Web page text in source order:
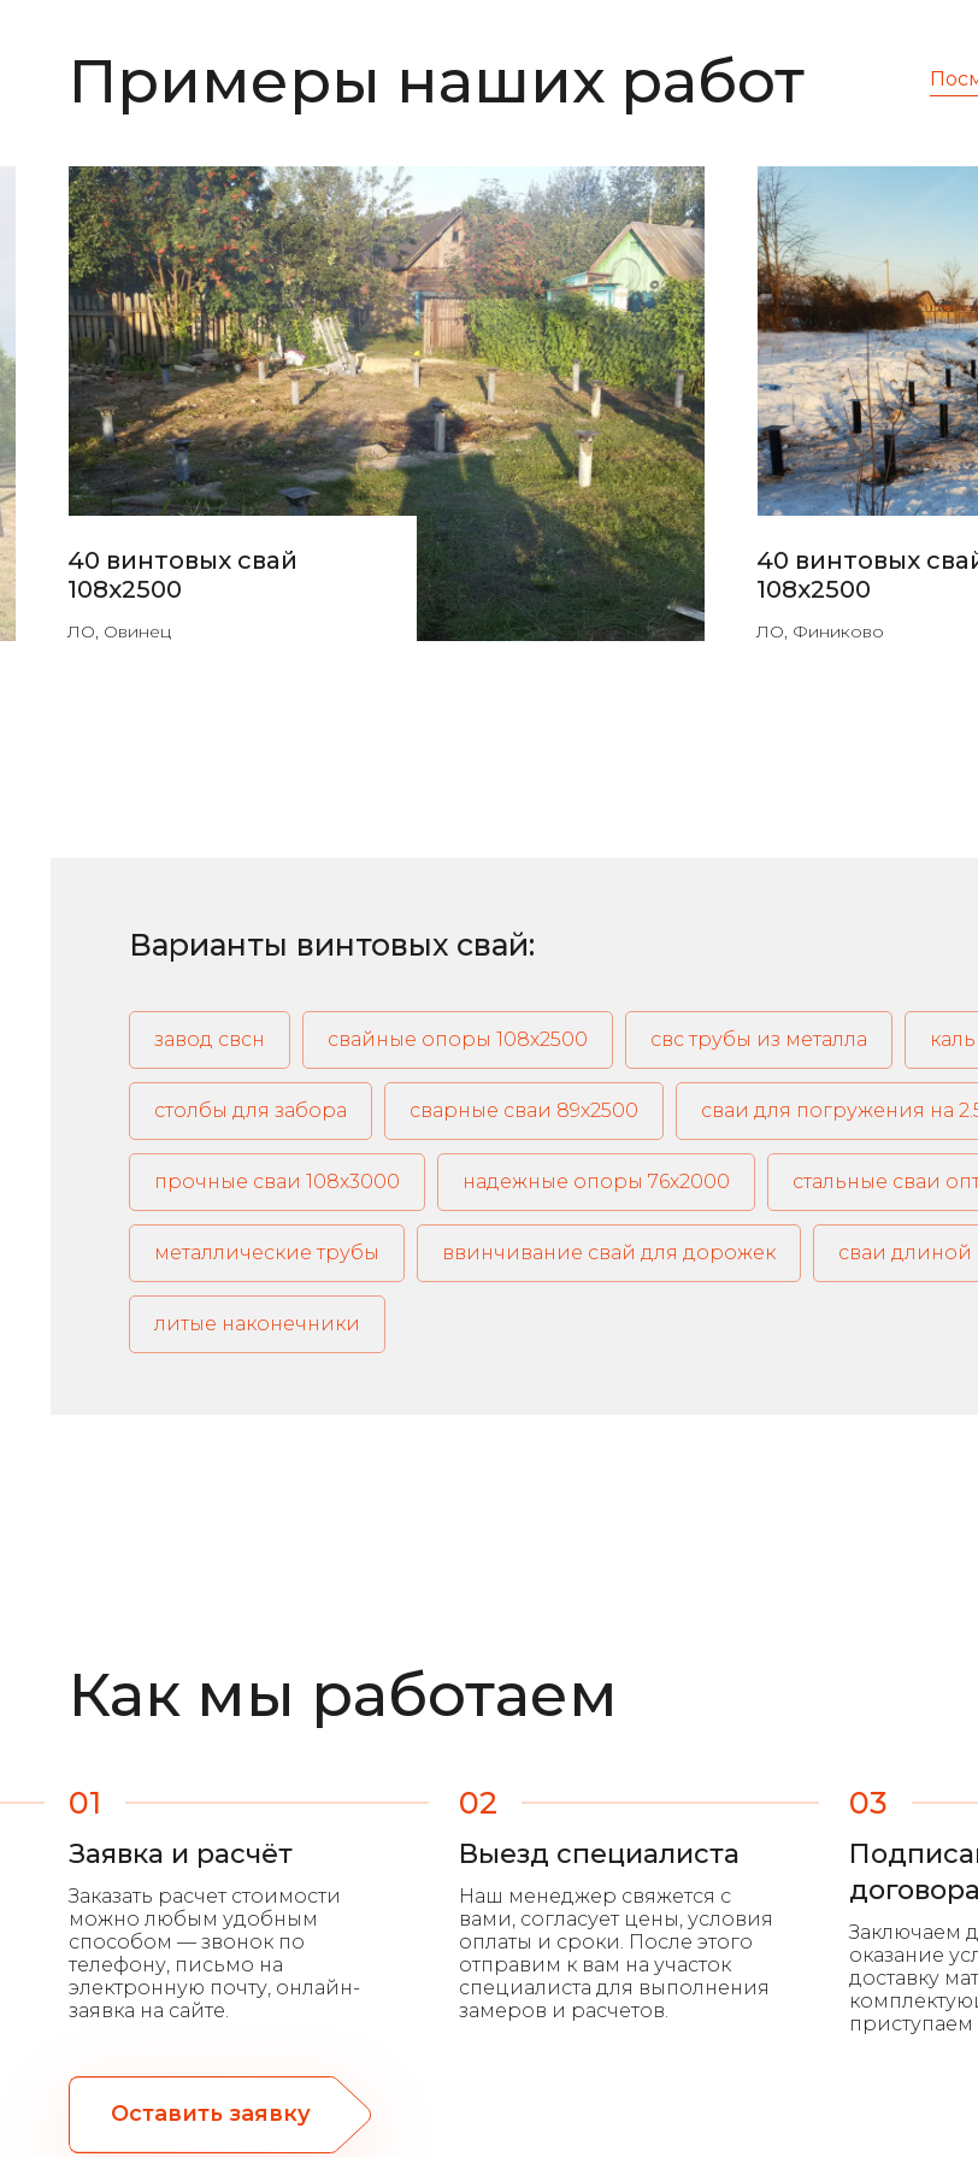
Примеры наших работ
40 винтовых свай
108х2500
ЛО, Овинец
40 винтовых
108х2500
ЛО, Финиково
Варианты винтовых свай:
завод свсн свайные опоры 108х2500 свс трубы из металла
столбы для забора сварные сваи 89х2500 сваи для погружения на
прочные сваи 108х3000 надежные опоры 76х2000 стальные сваи
металлические трубы ввинчивание свай для дорожек сваи длиной
литые наконечники
Как мы работаем
01
Заявка и расчёт
Оставить заявку
02
Выезд специалиста
03
договора